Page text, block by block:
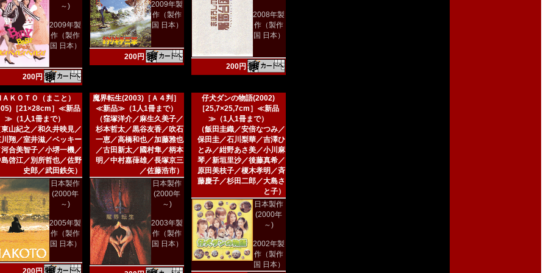
～)
2009年製
作（製作
国 日本）
200円
2009年製
作（製作
国 日本）
200円
2008年製
作（製作
国 日本）
200円
ＡＫＯＴＯ（まこと）
［21×28cm］≪新品
≫（1人1冊まで）
山紀之／和久井映見／
翔／室井滋／ベッキー
合美智子／小堺一機／
啓江／別所哲也／佐野
史郎／武田鉄矢）
日本製作
(2000年
～)
2005年製
作（製作
国 日本）
200円
魔界転生(2003)［Ａ４判］
≪新品≫（1人1冊まで）
（窪塚洋介／麻生久美子／
杉本哲太／黒谷友香／吹石
一恵／高橋和也／加藤雅也
／古田新太／國村隼／柄本
明／中村嘉葎雄／長塚京三
／佐藤浩市）
日本製作
(2000年
～)
2003年製
作（製作
国 日本）
仔犬ダンの物語(2002)
［25,7×25,7cm］≪新品
≫（1人1冊まで）
（飯田圭織／安倍なつみ／
保田圭／石川梨華／吉澤ひ
とみ／紺野あさ美／小川麻
琴／新垣里沙／後藤真希／
原田美枝子／榎木孝明／斉
藤慶子／杉田二郎／大島さ
と子）
日本製作
(2000年
～)
2002年製
作（製作
国 日本）